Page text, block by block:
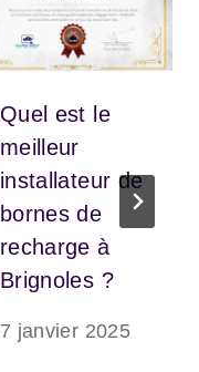
Quel est le
meilleur
installateur de
bornes de
recharge à
Brignoles ?
7 janvier 2025